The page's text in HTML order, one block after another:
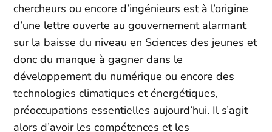
chercheurs ou encore d’ingénieurs est à l’origine
d’une lettre ouverte au gouvernement alarmant
sur la baisse du niveau en Sciences des jeunes et
donc du manque à gagner dans le
développement du numérique ou encore des
technologies climatiques et énergétiques,
préoccupations essentielles aujourd’hui. Il s’agit
alors d’avoir les compétences et les